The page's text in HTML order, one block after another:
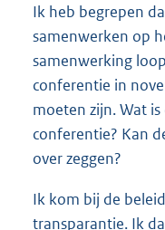
Ik heb begrepen
samenwerken op
samenwerking
conferentie in
moeten zijn. Wat
conferentie? Kan
over zeggen?
Ik kom bij de
transparantie. Ik